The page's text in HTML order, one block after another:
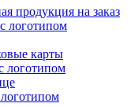
продукция на заказ
логотипом
карты
логотипом